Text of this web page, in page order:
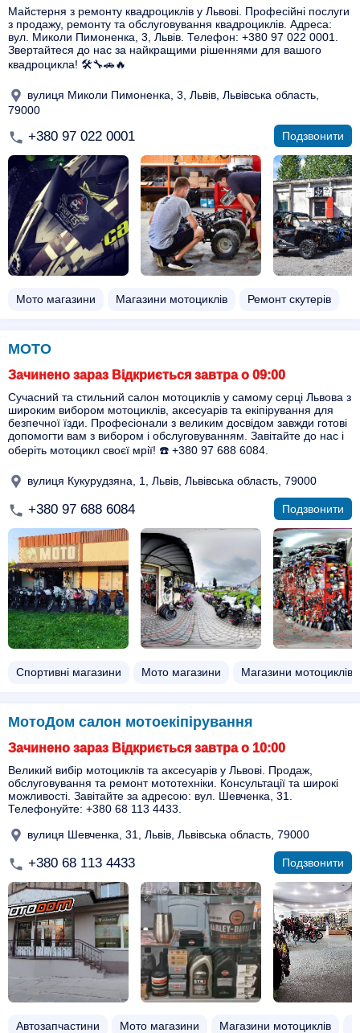
Майстерня з ремонту квадроциклів у Львові. Професійні послуги
з продажу, ремонту та обслуговування квадроциклів. Адреса:
вул. Миколи Пимоненка, 3, Львів. Телефон: +380 97 022 0001.
Звертайтеся до нас за найкращими рішеннями для вашого
квадроцикла! 🛠🔧🚗🔥
вулиця Миколи Пимоненка, 3, Львів, Львівська область,
79000
+380 97 022 0001 Подзвонити
Мото магазини Магазини мотоциклів Ремонт скутерів
МОТО
Зачинено зараз Відкриється завтра о 09:00
Сучасний та стильний салон мотоциклів у самому серці Львова з
широким вибором мотоциклів, аксесуарів та екіпірування для
безпечної їзди. Професіонали з великим досвідом завжди готові
допомогти вам з вибором і обслуговуванням. Завітайте до нас і
оберіть мотоцикл своєї мрії! ☎️ +380 97 688 6084.
вулиця Кукурудзяна, 1, Львів, Львівська область, 79000
+380 97 688 6084 Подзвонити
Спортивні магазини Мото магазини Магазини мотоциклів
МотоДом салон мотоекіпірування
Зачинено зараз Відкриється завтра о 10:00
Великий вибір мотоциклів та аксесуарів у Львові. Продаж,
обслуговування та ремонт мототехніки. Консультації та широкі
можливості. Завітайте за адресою: вул. Шевченка, 31.
Телефонуйте: +380 68 113 4433.
вулиця Шевченка, 31, Львів, Львівська область, 79000
+380 68 113 4433 Подзвонити
Автозапчастини Мото магазини Магазини мотоциклів